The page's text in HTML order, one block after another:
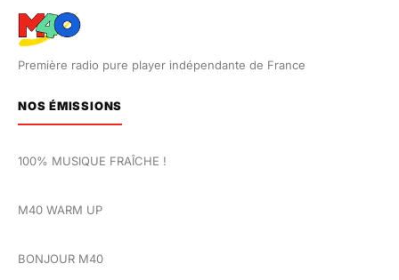
Première radio pure player indépendante de France
NOS ÉMISSIONS
100% MUSIQUE FRAÎCHE !
M40 WARM UP
BONJOUR M40